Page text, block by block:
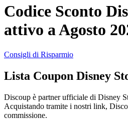
Samsung
Fineco
Vacanze e
Profumi
Trasporti
Codice Sconto
attivo a Agosto
Consigli di Risparmio
Lista Coupon Disney
Discoup è partner ufficiale di Disney
Acquistando tramite i nostri link,
commissione.